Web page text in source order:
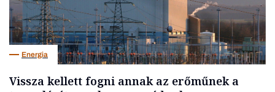
Energia
Vissza kellett fogni annak az erőműnek a